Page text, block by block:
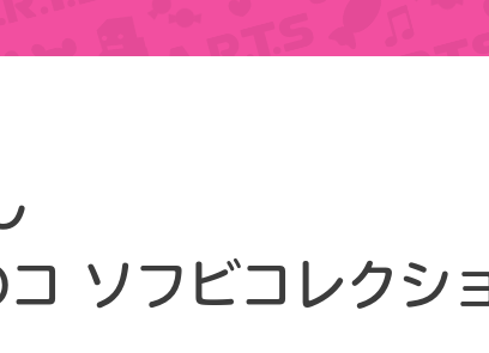
ソフビコレクシ